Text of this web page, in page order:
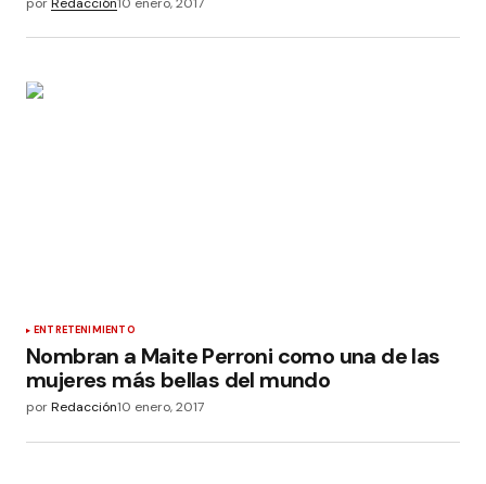
ENTRETENIMIENTO
Nombran a Maite Perroni como una de las
mujeres más bellas del mundo
porRedacción10 enero, 2017